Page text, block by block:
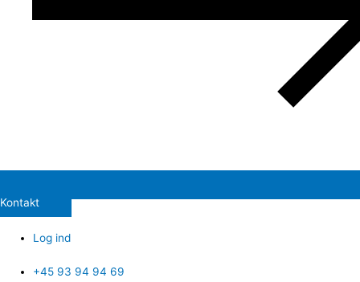
Kontakt
Log ind
+45 93 94 94 69